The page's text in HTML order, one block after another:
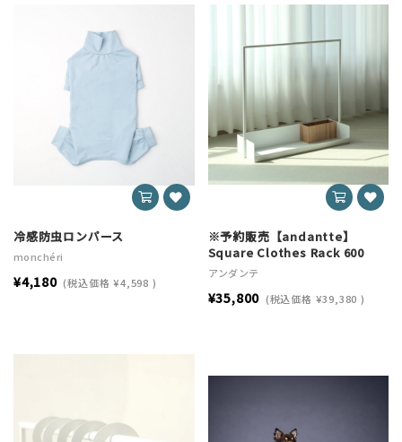
冷感防虫ロンパース
monchéri
¥4,180 (税込価格 ¥4,598 )
※予約販売【andantte】
Square Clothes Rack 600
アンダンテ
¥35,800 (税込価格 ¥39,380 )